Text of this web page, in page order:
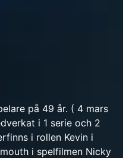
på 49 år. ( 4 mars
i 1 serie och 2
i rollen Kevin i
i spelfilmen Nicky